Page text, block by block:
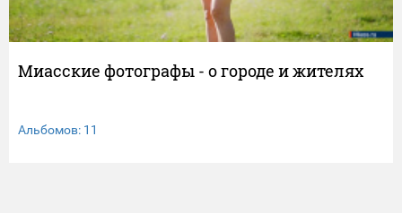
Миасские фотографы - о городе и жителях
Альбомов: 11